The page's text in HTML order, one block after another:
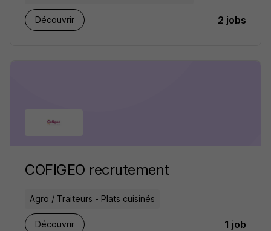
Découvrir 2 jobs
COFIGEO recrutement
Agro / Traiteurs - Plats cuisinés
Découvrir 1 job